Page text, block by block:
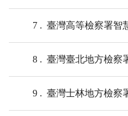
7 臺灣高等檢察署智
8 臺灣臺北地方檢察
9 臺灣士林地方檢察